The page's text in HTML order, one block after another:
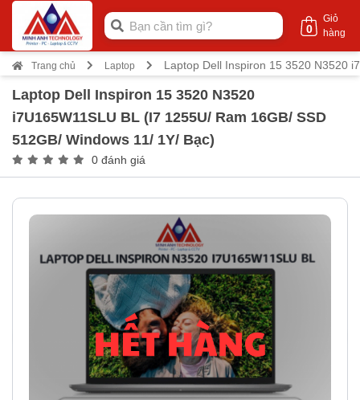
Giỏ
hàng
0
Trang chủ Laptop Laptop Dell Inspiron 15 3520 N3520
Laptop Dell Inspiron 15 3520 N3520
i7U165W11SLU BL (I7 1255U/ Ram 16GB/ SSD
512GB/ Windows 11/ 1Y/ Bạc)
0 đánh giá